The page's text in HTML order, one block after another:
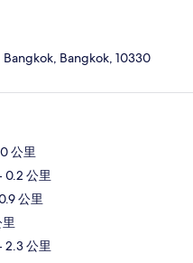
Bangkok, Bangkok, 10330
公里
0.2 公里
公里
2.3 公里